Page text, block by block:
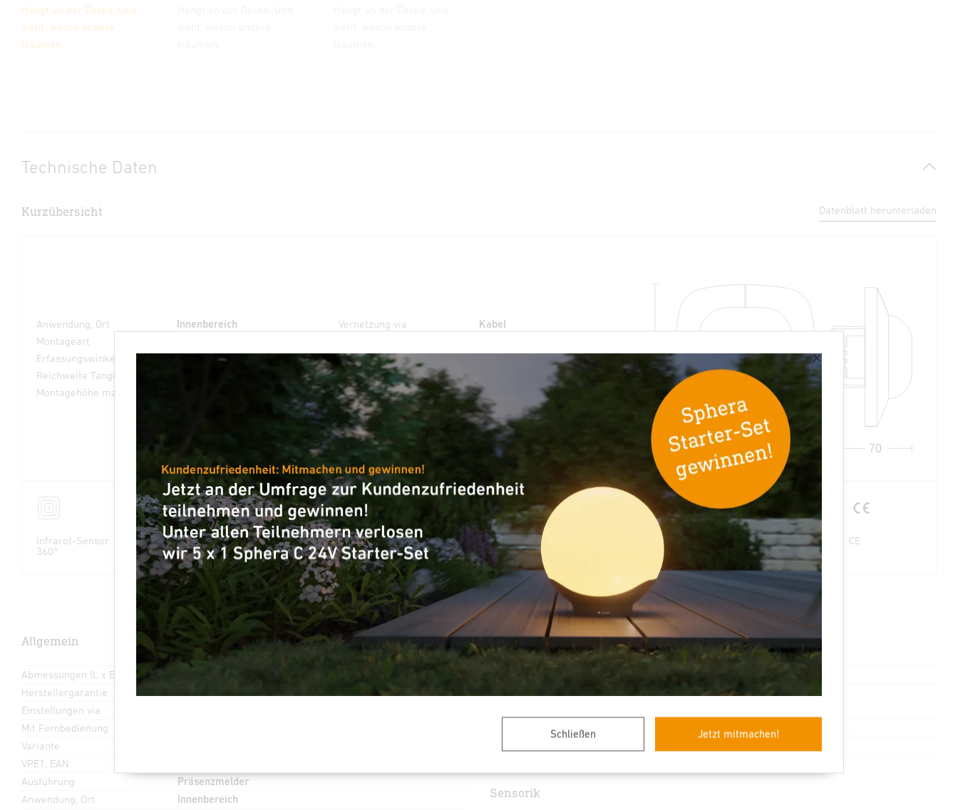
×
Schließen Jetzt mitmachen!
Hängt an der Decke. Und
sieht, wovon andere
träumen.
Technische Daten
Kurzübersicht Datenblatt herunterladen
Anwendung, Ort
Innenbereich
Montageart
Erfassungswinkel
Reichweite Tangential
Montagehöhe max
Vernetzung via
Kabel
Artikelnummer
VPE1, Nettogewicht
Verpackungsinhalt
1
70
120
Infrarot-Sensor
360°
Max. 8 x 8 m
Präsenz
4800 Zonen
2000 W Max.
(LED-fähig)
Ideal 2,5 - 10 m IQ-mode
Herstellergara
ntie
steinel.de/gara
ntie
CE
Allgemein
Abmessungen (L x B x H)
Herstellergarantie
Einstellungen via
Mit Fernbedienung
Variante
VPE1, EAN
Ausführung
Präsenzmelder
Anwendung, Ort
Innenbereich
Allgemeine Informationen
068615
4007841068615
Erfassungswinkel
Sensorik